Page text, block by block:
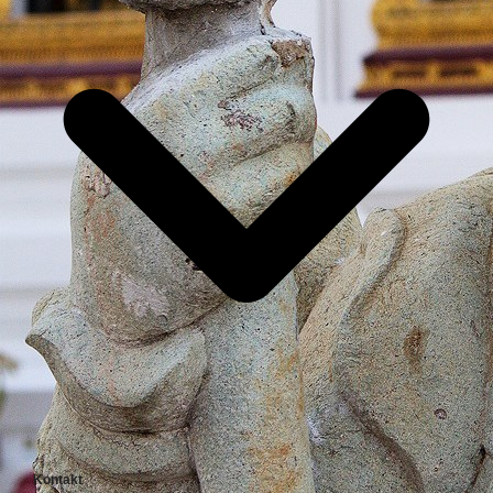
Kontakt